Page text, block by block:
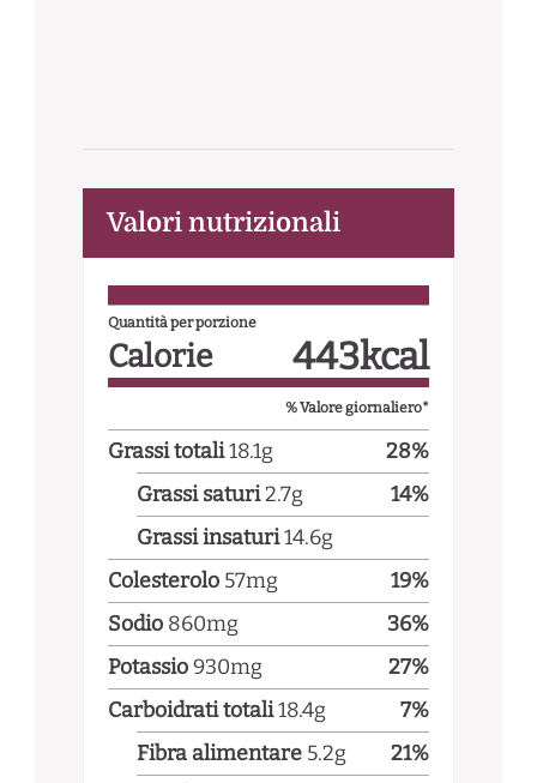
Valori nutrizionali
Quantità per porzione
Calorie 443kcal
% Valore giornaliero*
Grassi totali18.1g 28%
Grassi saturi2.7g 14%
Grassi insaturi14.6g
Colesterolo 57mg 19%
Sodio 860mg 36%
Potassio930mg 27%
Carboidrati totali18.4g 7%
Fibra alimentare 5.2g 21%